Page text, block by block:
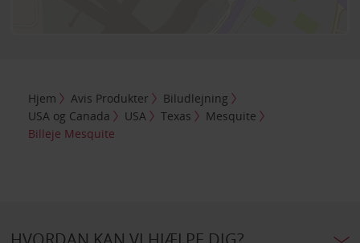
Hjem Avis Produkter
Biludlejning
USA og Canada
USA Texas
Mesquite
Billeje Mesquite